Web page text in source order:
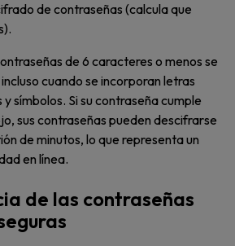
de contraseñas (calcula que
de 6 caracteres o menos se
cuando se incorporan letras
símbolos. Si su contraseña cumple
sus contraseñas pueden descifrarse
de minutos, lo que representa un
en línea.
de las contraseñas